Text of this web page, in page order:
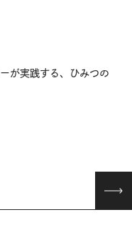
が実践する、ひみつの